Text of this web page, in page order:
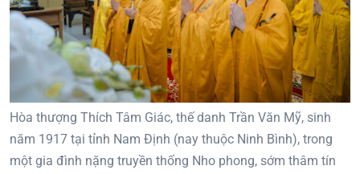
Hòa thượng Thích Tâm Giác, thế danh Trần Văn Mỹ, sinh
năm 1917 tại tỉnh Nam Định (nay thuộc Ninh Bình), trong
một gia đình nặng truyền thống Nho phong, sớm thâm tín